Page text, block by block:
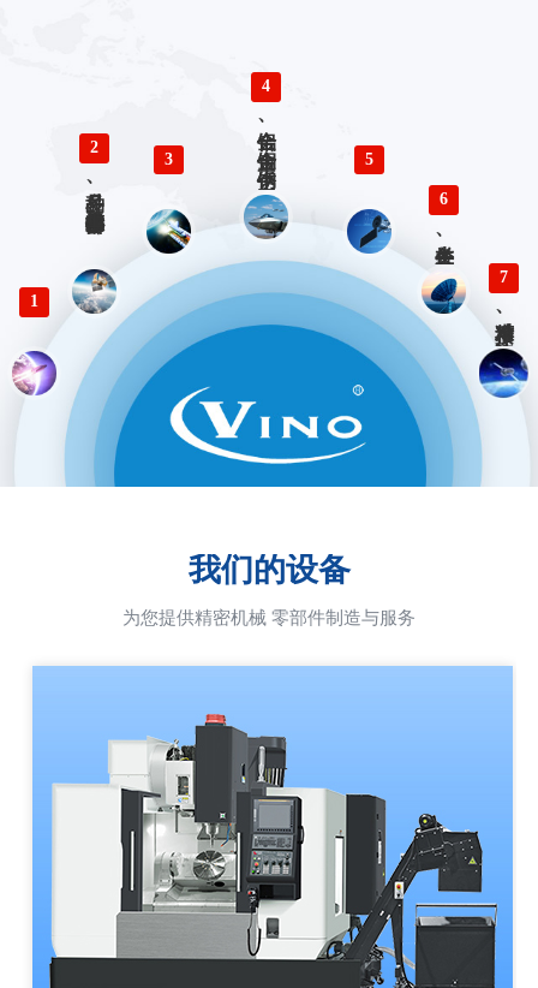
1
2
多品种、小批量精密仪器零部件加工
3
4
铝合金、铜合金、不锈钢、钛合金零件精密加工 5
6
各类生产、检验工装设计与制造
7
精准对接、快速响应 优势服务
我们的设备
为您提供精密机械 零部件制造与服务